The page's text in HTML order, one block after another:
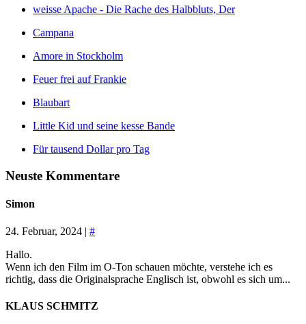
weisse Apache - Die Rache des Halbbluts, Der
Campana
Amore in Stockholm
Feuer frei auf Frankie
Blaubart
Little Kid und seine kesse Bande
Für tausend Dollar pro Tag
Neuste Kommentare
Simon
24. Februar, 2024 | #
Hallo.
Wenn ich den Film im O-Ton schauen möchte, verstehe ich es
richtig, dass die Originalsprache Englisch ist, obwohl es sich um...
KLAUS SCHMITZ